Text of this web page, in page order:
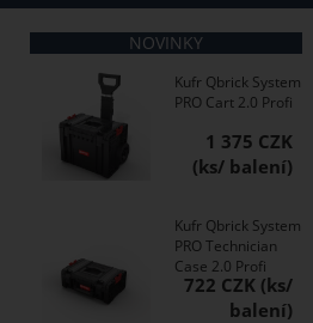
NOVINKY
Kufr Qbrick System
PRO Cart 2.0 Profi
1 375 CZK
Kufr Qbrick System
PRO Technician
Case 2.0 Profi
722 CZK